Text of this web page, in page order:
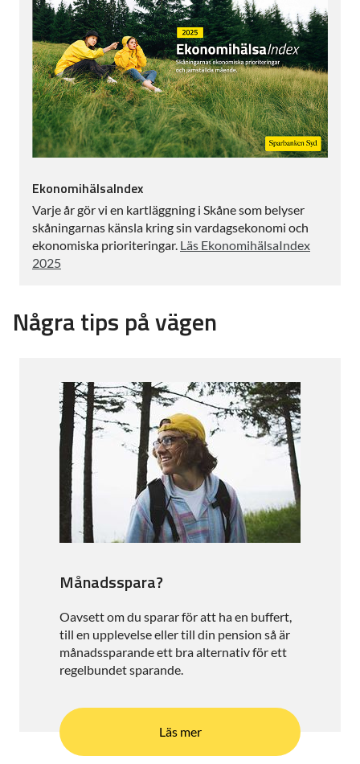
EkonomihälsaIndex
Varje år gör vi en kartläggning i Skåne som belyser
skåningarnas känsla kring sin vardagsekonomi och
ekonomiska prioriteringar. Läs EkonomihälsaIndex
2025
Några tips på vägen
Månadsspara?
Oavsett om du sparar för att ha en buffert,
till en upplevelse eller till din pension så är
månadssparande ett bra alternativ för ett
regelbundet sparande.
Läs mer